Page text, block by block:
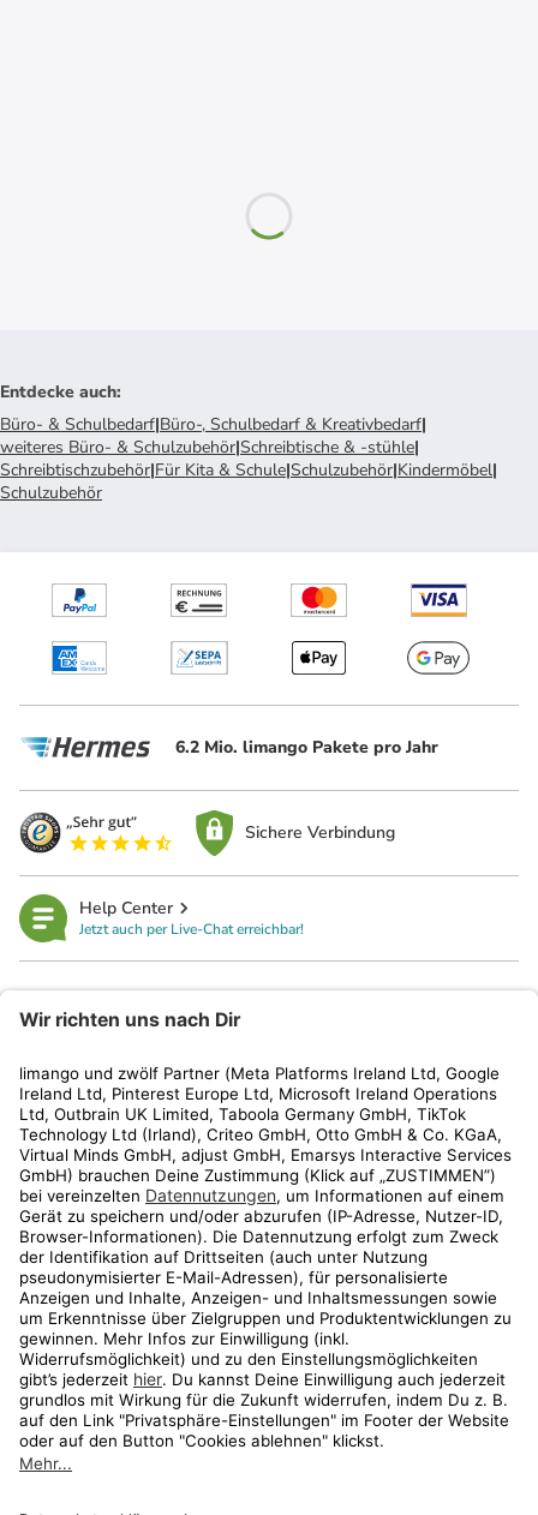
Entdecke auch:
Büro- & Schulbedarf|Büro-, Schulbedarf & Kreativbedarf|
weiteres Büro- & Schulzubehör|Schreibtische & -stühle|
Schreibtischzubehör|Für Kita & Schule|Schulzubehör|Kindermöbel|
Schulzubehör
6.2 Mio. limango Pakete pro Jahr
Sichere Verbindung
Help Center
Jetzt auch per Live-Chat erreichbar!
Kundenservice
Shop
Aktionen
Travel